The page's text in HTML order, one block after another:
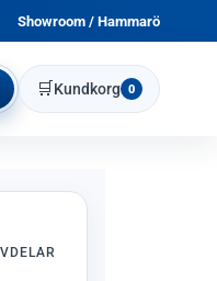
Showroom / Hammarö
🛒Kundkorg 0